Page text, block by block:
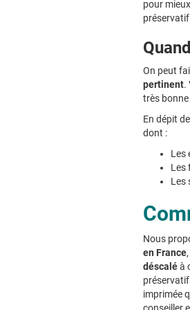
pour
On peut
pertinent.
très
En dépit
dont :
Les
Les
Les
Nous
en France
déscaléà
imprimée